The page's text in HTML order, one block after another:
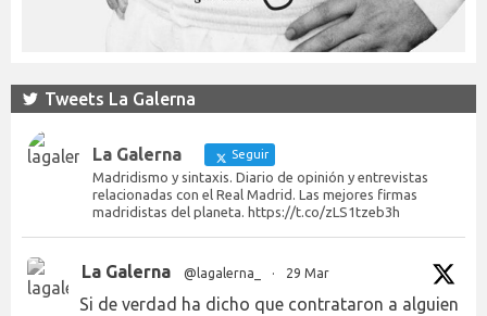
Tweets La Galerna
La Galerna Seguir
Madridismo y sintaxis. Diario de opinión y entrevistas
relacionadas con el Real Madrid. Las mejores firmas
madridistas del planeta. https://t.co/zLS1tzeb3h
La Galerna @lagalerna_ · 29 Mar
Si de verdad ha dicho que contrataron a alguien